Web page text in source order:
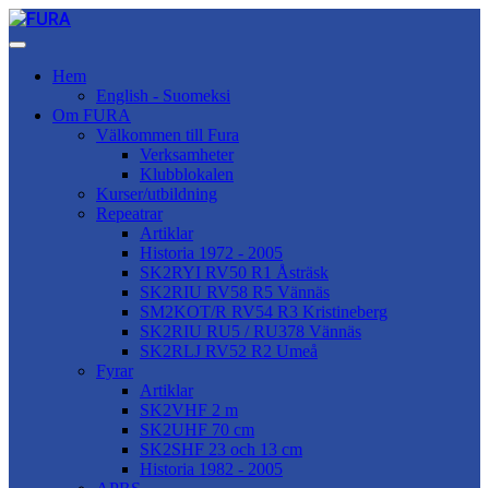
Hem
English - Suomeksi
Om FURA
Välkommen till Fura
Verksamheter
Klubblokalen
Kurser/utbildning
Repeatrar
Artiklar
Historia 1972 - 2005
SK2RYI RV50 R1 Åsträsk
SK2RIU RV58 R5 Vännäs
SM2KOT/R RV54 R3 Kristineberg
SK2RIU RU5 / RU378 Vännäs
SK2RLJ RV52 R2 Umeå
Fyrar
Artiklar
SK2VHF 2 m
SK2UHF 70 cm
SK2SHF 23 och 13 cm
Historia 1982 - 2005